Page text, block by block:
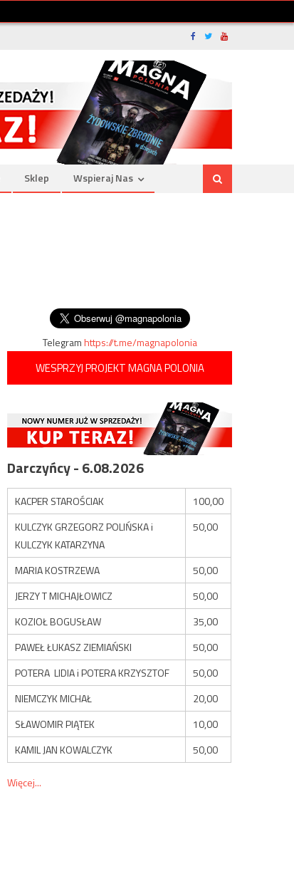
Sklep Wspieraj Nas
Telegramhttps://t.me/magnapolonia
WESPRZYJ PROJEKT MAGNA POLONIA
Darczyńcy - 6.08.2026
KACPER STAROŚCIAK
100,00
KULCZYK GRZEGORZ POLIŃSKA i
KULCZYK KATARZYNA
50,00
MARIA KOSTRZEWA
50,00
JERZY T MICHAJŁOWICZ
50,00
KOZIOŁ BOGUSŁAW
35,00
PAWEŁ ŁUKASZ ZIEMIAŃSKI
50,00
POTERA LIDIA i POTERA KRZYSZTOF
50,00
NIEMCZYK MICHAŁ
20,00
SŁAWOMIR PIĄTEK
10,00
KAMIL JAN KOWALCZYK
50,00
Więcej...